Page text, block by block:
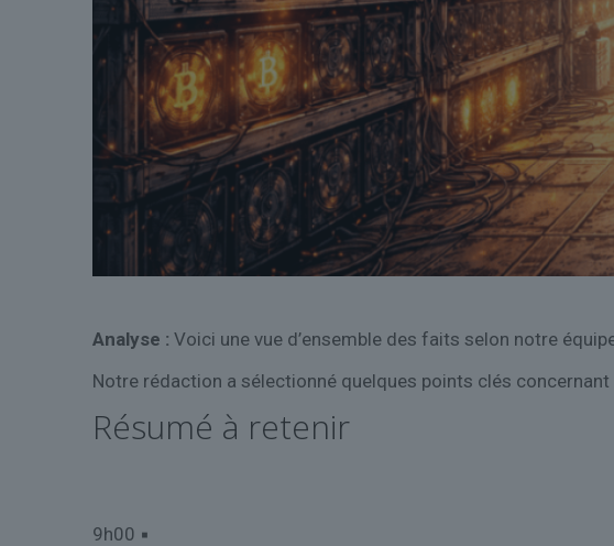
Analyse : Voici une vue d’ensemble des faits selon notre
Notre rédaction a sélectionné quelques points clés
Résumé à retenir
9h00 ▪